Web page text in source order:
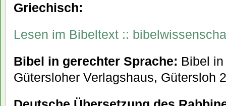
Griechisch:
Lesen im Bibeltext ::
Bibel in gerechter Sprache: Bibel
Gütersloher Verlagshaus, Gütersloh